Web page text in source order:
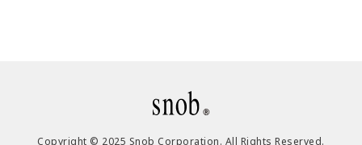
Copyright © 2025 Snob Corporation. All Rights Reserved.